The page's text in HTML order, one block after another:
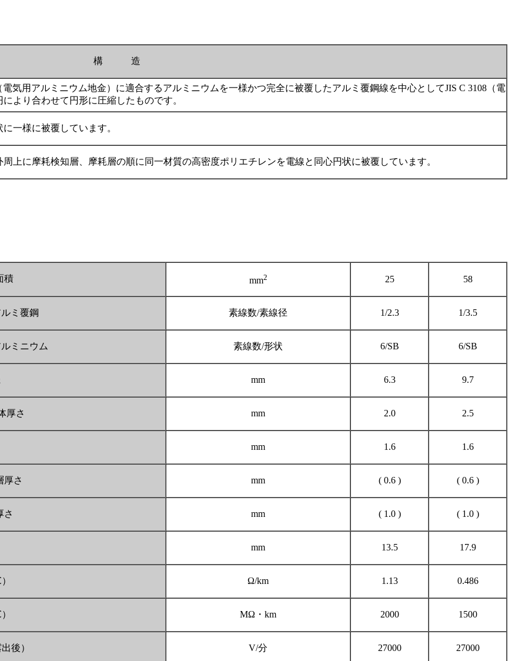
構 造
電気用アルミニウム地金）に適合するアルミニウムを一様かつ完全に被覆したアルミ覆鋼線を中心としてJIS C 3108（電
より合わせて円形に圧縮したものです。
一様に被覆しています。
上に摩耗検知層、摩耗層の順に同一材質の高密度ポリエチレンを電線と同心円状に被覆しています。
積 mm2 25 58
ミ覆鋼 素線数/素線径 1/2.3 1/3.5
ミニウム 素線数/形状 6/SB 6/SB
mm 6.3 9.7
厚さ mm 2.0 2.5
mm 1.6 1.6
厚さ mm ( 0.6 ) ( 0.6 )
さ mm ( 1.0 ) ( 1.0 )
mm 13.5 17.9
Ω/km 1.13 0.486
MΩ・km 2000 1500
後） V/分 27000 27000